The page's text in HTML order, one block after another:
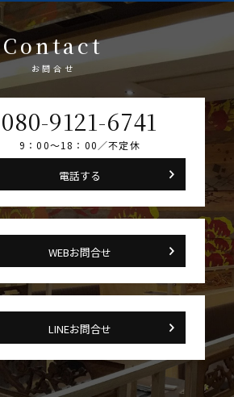
Contact
お問合せ
080-9121-6741
9：00～18：00／不定休
電話する
WEBお問合せ
LINEお問合せ